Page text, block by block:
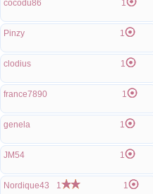
cocodu86 1
Pinzy 1
clodius 1
france7890 1
genela 1
JM54 1
Nordique43 1 1